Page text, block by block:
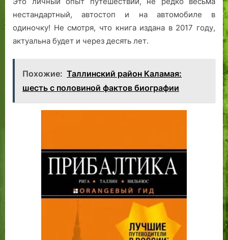
нестандартный, автостоп и на автомобиле в
одиночку! Не смотря, что книга издана в 2017 году,
актуальна будет и через десять лет.
Похожие: Таллинский район Каламая:
шесть с половиной фактов биографии